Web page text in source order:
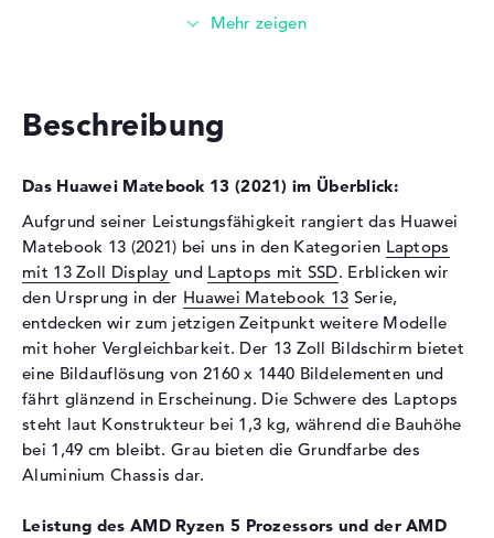
Optische Speicher
Display
Display-Typ
13" TFT
Max. Auflösung
2160 x 1440
Besonderheiten
Display, glänzend, LED-
Hintergrundbeleuchtung, IPS
Panel
Audio
Soundkarte
onboard
Mikrofon
vorhanden
Webcam
Sensorauflösung
1 MP
Beschreibung
Das Huawei Matebook 13 (2021) im Überblick:
Aufgrund seiner Leistungsfähigkeit rangiert das Huawei
Matebook 13 (2021) bei uns in den Kategorien Laptops
mit 13 Zoll Display und Laptops mit SSD. Erblicken wir
den Ursprung in der Huawei Matebook 13 Serie,
entdecken wir zum jetzigen Zeitpunkt weitere Modelle
mit hoher Vergleichbarkeit. Der 13 Zoll Bildschirm bietet
eine Bildauflösung von 2160 x 1440 Bildelementen und
fährt glänzend in Erscheinung. Die Schwere des Laptops
steht laut Konstrukteur bei 1,3 kg, während die Bauhöhe
bei 1,49 cm bleibt. Grau bieten die Grundfarbe des
Aluminium Chassis dar.
Leistung des AMD Ryzen 5 Prozessors und der AMD